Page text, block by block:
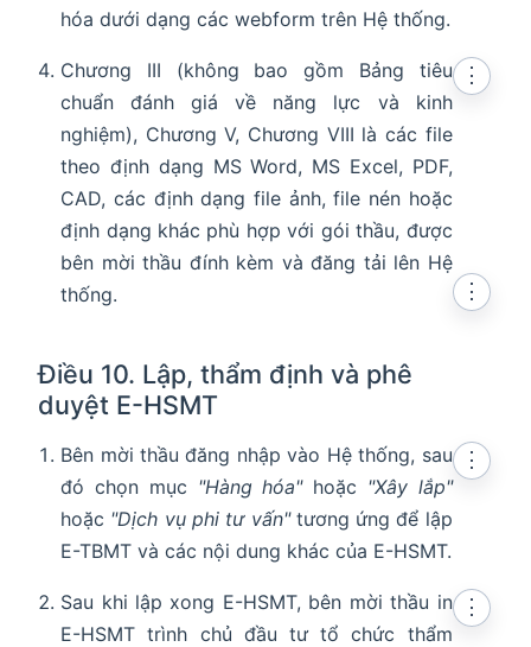
hóa dưới dạng các webform trên Hệ thống.
Chương III (không bao gồm Bảng tiêu
chuẩn đánh giá về năng lực và kinh
nghiệm), Chương V, Chương VIII là các file
theo định dạng MS Word, MS Excel, PDF,
CAD, các định dạng file ảnh, file nén hoặc
định dạng khác phù hợp với gói thầu, được
bên mời thầu đính kèm và đăng tải lên Hệ
thống.
⋮
Điều 10. Lập, thẩm định và phê
duyệt E-HSMT
⋮
Bên mời thầu đăng nhập vào Hệ thống, sau
đó chọn mục "Hàng hóa"hoặc "Xây lắp"
hoặc "Dịch vụ phi tư vấn"tương ứng để lập
E-TBMT và các nội dung khác của E-HSMT.
⋮
Sau khi lập xong E-HSMT, bên mời thầu in
E-HSMT trình chủ đầu tư tổ chức thẩm
⋮